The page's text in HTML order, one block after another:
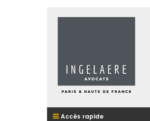
Accès rapide